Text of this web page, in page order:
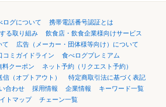
ログについて
携帯電話番号認証とは
る取り組み
飲食店・飲食企業様向けサービス
て
広告（メーカー・団体様等向け）について
コミガイドライン
食べログプレミアム
料クーポン
ネット予約（リクエスト予約）
信（オプトアウト）
特定商取引法に基づく表記
合わせ 採用情報 企業情報
キーワード一覧
トマップ
チェーン一覧